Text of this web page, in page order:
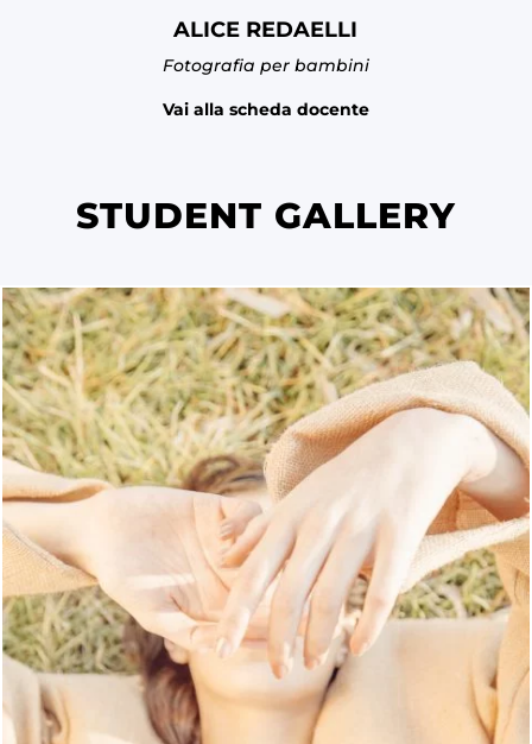
ALICE REDAELLI
Fotografia per bambini
Vai alla scheda docente
STUDENT GALLERY